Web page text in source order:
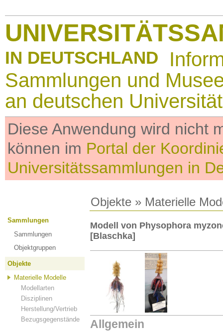
IN DEUTSCHLAND
Sammlungen und
an deutschen
Diese Anwendung wird nicht
können im Portal der
Universitätssammlungen in
Objekte » Materielle
Sammlungen
Sammlungen
Objektgruppen
Objekte
Materielle Modelle
Modellarten
Disziplinen
Herstellung/Vertrieb
Bezugsgegenstände
Modell von Physophora
[Blaschka]
Allgemein